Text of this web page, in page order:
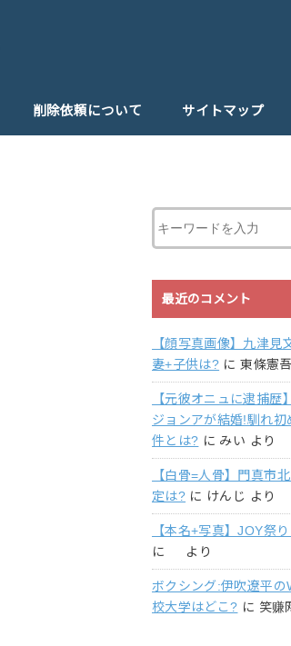
削除依頼について サイトマップ
最近のコメント
【顔写真画像】九津
妻+子供は? に東條憲吾
【元彼オニュに逮捕歴
ジョンアが結婚!馴れ
件とは? に みい より
【白骨=人骨】門真市
定は? に けんじ より
【本名+写真】JOY祭
に
より
ボクシング:伊吹遼平
校大学はどこ? に 笑赚